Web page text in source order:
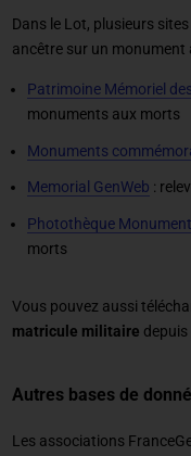
Dans le Lot, plusieurs
ancêtre sur un monument
Patrimoine Mémoriel
monuments aux morts
Monuments
Memorial GenWeb :
Photothèque
morts
Vous pouvez aussi
matricule militaire depuis
Autres bases de
Les associations